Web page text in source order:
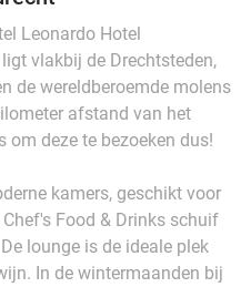
Leonardo Hotel
vlakbij de Drechtsteden,
de wereldberoemde molens
afstand van het
om deze te bezoeken dus!
kamers, geschikt voor
Food & Drinks schuif
lounge is de ideale plek
In de wintermaanden bij